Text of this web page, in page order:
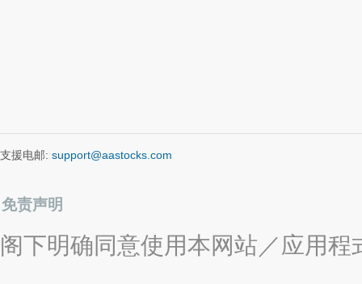
支援电邮: support@aastocks.com
免责声明
阁下明确同意使用本网站／应用